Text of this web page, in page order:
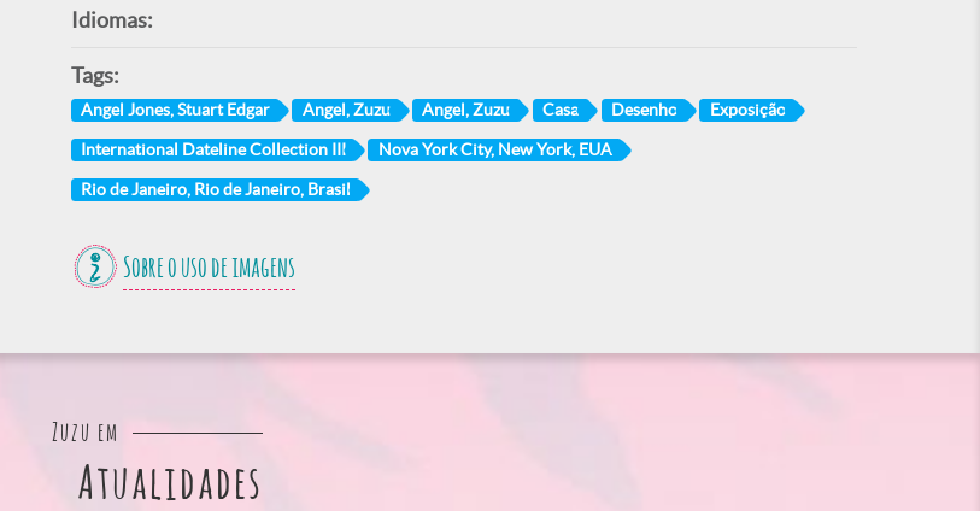
Idiomas:
Tags:
Angel Jones, Stuart Edgar Angel, Zuzu Angel, Zuzu Casa Desenho Exposição
International Dateline Collection III Nova York City, New York, EUA
Rio de Janeiro, Rio de Janeiro, Brasil
Sobre o uso de imagens
Zuzu em
Atualidades